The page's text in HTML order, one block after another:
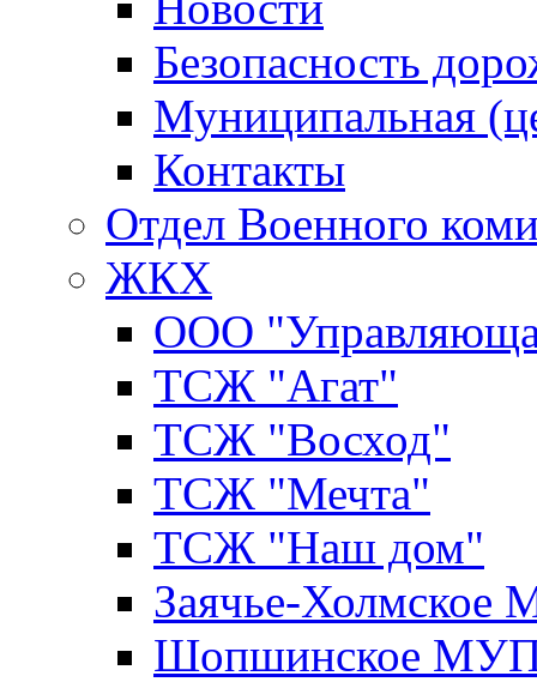
Безопасность
Муниципальная
Контакты
Отдел Военного
ЖКХ
ООО
ТСЖ "Агат"
ТСЖ "Восход"
ТСЖ "Мечта"
ТСЖ "Наш дом"
Заячье-
Шопшинское